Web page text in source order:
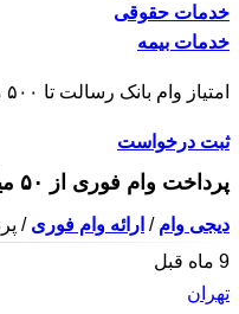
خدمات حقوقی
خدمات بیمه
امتیاز وام بانک رسالت تا ۵۰۰ میلیون تومان
ثبت درخواست
پرداخت وام فوری از ۵۰ میلیون تا ۱ میلیارد تومان
دیجی وام / ارائه وام فوری /
9 ماه قبل
تهران